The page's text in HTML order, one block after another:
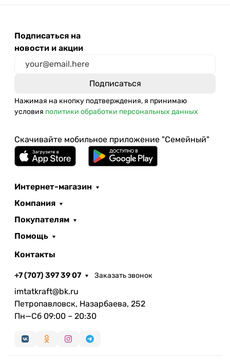
Подписаться на
новости и акции
Нажимая на кнопку подтверждения, я принимаю
условия политики обработки персональных данных
Скачивайте мобильное приложение "Семейный"
Интернет-магазин
Компания
Покупателям
Помощь
Контакты
+7 (707) 397 39 07 Заказать звонок
imtatkraft@bk.ru
Петропавловск, Назарбаева, 252
Пн—Сб 09:00 – 20:30